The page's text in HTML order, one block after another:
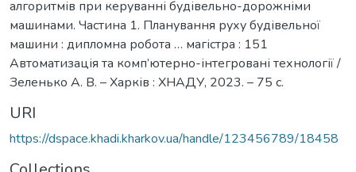
алгоритмів при керуванні будівельно-дорожніми
машинами. Частина 1. Планування руху будівельної
машини : дипломна робота … магістра : 151
Автоматизація та комп’ютерно-інтегровані технології /
Зеленько А. В. – Харків : ХНАДУ, 2023. – 75 с.
URI
https://dspace.khadi.kharkov.ua/handle/123456789/18458